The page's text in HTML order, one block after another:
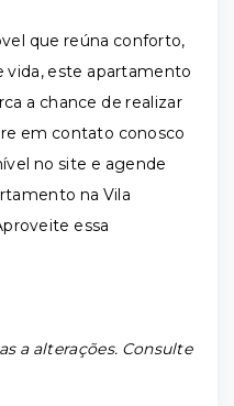
que reúna conforto,
vida, este apartamento
a chance de realizar
em contato conosco
no site e agende
na Vila
essa
a alterações. Consulte